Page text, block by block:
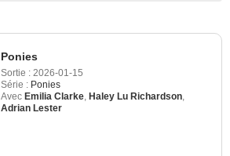
Ponies
Sortie : 2026-01-15
Série : Ponies
Avec Emilia Clarke Haley Lu Richardson
Adrian Lester